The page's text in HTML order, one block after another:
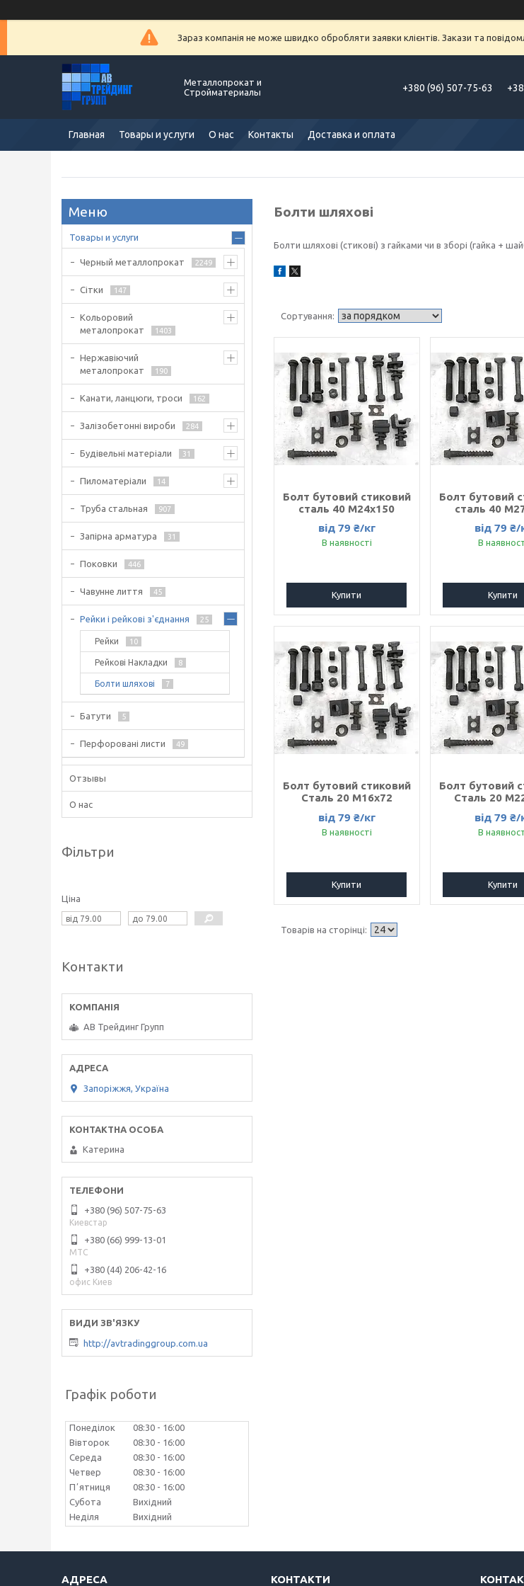
Зараз компанія не може швидко обробляти заявки клієнтів. Закази та
Металлопрокат и
Стройматериалы
+380 (96) 507-75-63
Главная Товары и услуги О нас Контакты Доставка и оплата
Болти шляхові
Болти шляхові (стикові) з гайками чи в зборі (гайка +
Болт бутовий стиковий
сталь 40 M24x150
від 79 ₴/кг
В наявності
Купити
Болт бутовий
сталь 40
від 79 ₴/
В
Купити
Болт бутовий стиковий
Сталь 20 M16x72
від 79 ₴/кг
В наявності
Купити
Болт бутовий
Сталь 20
від 79 ₴/
В
Купити
Товары и услуги
Черный металлопрокат 2249
Сітки 147
Кольоровий
металопрокат
1403
Нержавіючий
металопрокат
190
Канати, ланцюги, троси 162
Залізобетонні вироби 284
Будівельні матеріали 31
Пиломатеріали 14
Труба стальная 907
Запірна арматура 31
Поковки 446
Чавунне лиття 45
Рейки і рейкові з'єднання 25
Рейки 10
Рейкові Накладки 8
Болти шляхові 7
Батути 5
Перфоровані листи 49
Отзывы
О нас
Фільтри
Ціна
Контакти
АВ Трейдинг Групп
Запоріжжя, Україна
Катерина
+380 (96) 507-75-63
Киевстар
+380 (66) 999-13-01
МТС
+380 (44) 206-42-16
офис Киев
http://avtradinggroup.com.ua
Графік роботи
Понеділок 08:30
16:00
Вівторок
08:30
16:00
Середа
08:30
16:00
Четвер
08:30
16:00
Пʼятниця
08:30
16:00
Субота
Вихідний
Неділя
Вихідний